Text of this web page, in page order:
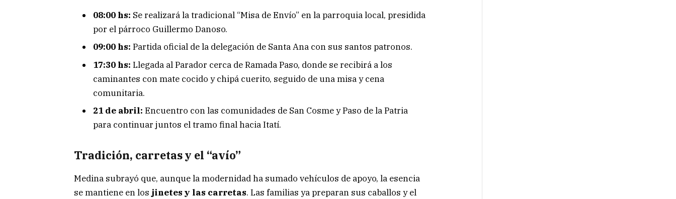
08:00 hs: Se realizará la tradicional “Misa de Envío” en la parroquia local, presidida
por el párroco Guillermo Danoso.
09:00 hs: Partida oficial de la delegación de Santa Ana con sus santos patronos.
17:30 hs: Llegada al Parador cerca de Ramada Paso, donde se recibirá a los
caminantes con mate cocido y chipá cuerito, seguido de una misa y cena
comunitaria.
21 de abril: Encuentro con las comunidades de San Cosme y Paso de la Patria
para continuar juntos el tramo final hacia Itatí.
Tradición, carretas y el “avío”
Medina subrayó que, aunque la modernidad ha sumado vehículos de apoyo, la esencia
se mantiene en los jinetes y las carretas. Las familias ya preparan sus caballos y el